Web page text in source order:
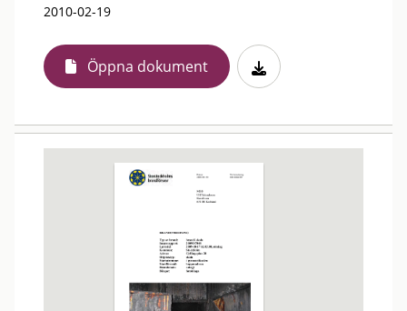
2010-02-19
Öppna dokument